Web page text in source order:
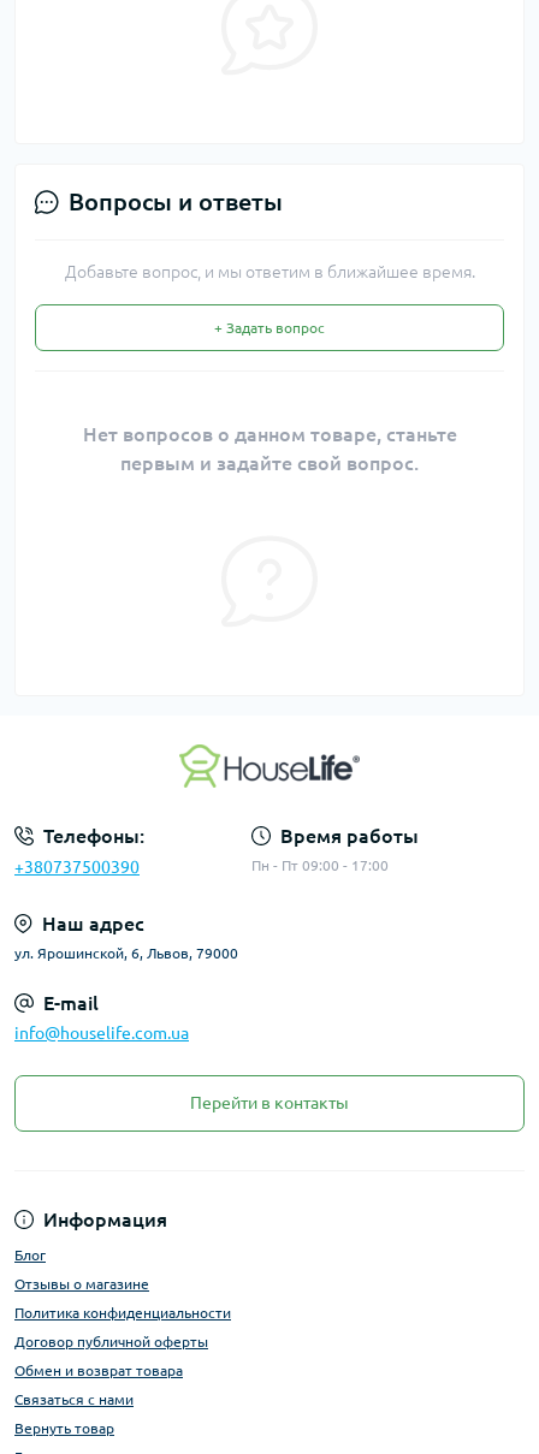
Вопросы и ответы
Добавьте вопрос, и мы ответим в ближайшее время.
+ Задать вопрос
Нет вопросов о данном товаре, станьте
первым и задайте свой вопрос.
Телефоны:
+380737500390
Время работы
Пн - Пт 09:00 - 17:00
Наш адрес
ул. Ярошинской, 6, Львов, 79000
E-mail
info@houselife.com.ua
Перейти в контакты
Информация
Блог
Отзывы о магазине
Политика конфиденциальности
Договор публичной оферты
Обмен и возврат товара
Связаться с нами
Вернуть товар